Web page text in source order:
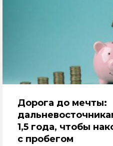
Дорога до мечты:
1,5 года, чтобы
с пробегом